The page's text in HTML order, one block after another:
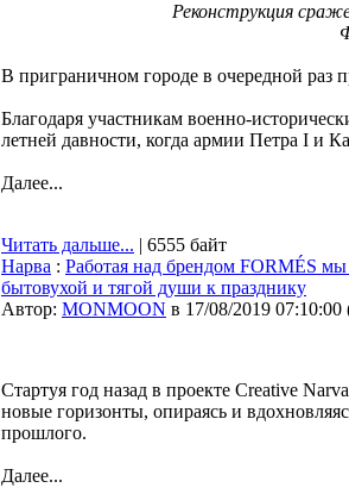
Реконструкция
В приграничном городе в очередной раз
Благодаря участникам военно-
летней давности, когда армии Петра I и
Далее...
Читать дальше... | 6555 байт
Нарва : Работая над брендом FORMÉS
бытовухой и тягой души к празднику
Автор: MONMOON в 17/08/2019 07:10:00
Стартуя год назад в проекте Creative
новые горизонты, опираясь и
прошлого.
Далее...